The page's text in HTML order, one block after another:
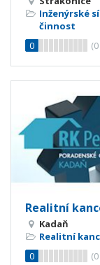
Inženýrské
činnost
0
(0
Realitní
Kadaň
Realitní
0
(0